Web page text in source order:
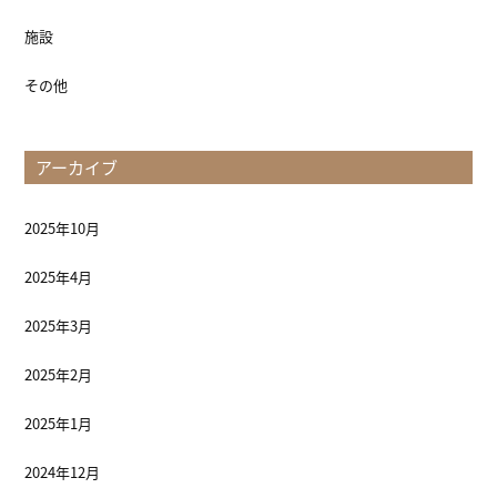
施設
その他
アーカイブ
2025年10月
2025年4月
2025年3月
2025年2月
2025年1月
2024年12月